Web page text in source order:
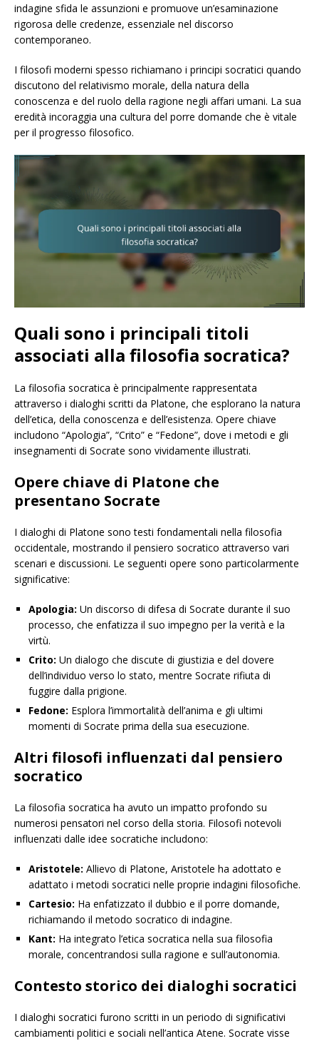
indagine sfida le assunzioni e promuove un’esaminazione
rigorosa delle credenze, essenziale nel discorso
contemporaneo.
I filosofi moderni spesso richiamano i principi socratici quando
discutono del relativismo morale, della natura della
conoscenza e del ruolo della ragione negli affari umani. La sua
eredità incoraggia una cultura del porre domande che è vitale
per il progresso filosofico.
Quali sono i principali titoli
associati alla filosofia socratica?
La filosofia socratica è principalmente rappresentata
attraverso i dialoghi scritti da Platone, che esplorano la natura
dell’etica, della conoscenza e dell’esistenza. Opere chiave
includono “Apologia”, “Crito” e “Fedone”, dove i metodi e gli
insegnamenti di Socrate sono vividamente illustrati.
Opere chiave di Platone che
presentano Socrate
I dialoghi di Platone sono testi fondamentali nella filosofia
occidentale, mostrando il pensiero socratico attraverso vari
scenari e discussioni. Le seguenti opere sono particolarmente
significative:
Apologia: Un discorso di difesa di Socrate durante il suo
processo, che enfatizza il suo impegno per la verità e la
virtù.
Crito: Un dialogo che discute di giustizia e del dovere
dell’individuo verso lo stato, mentre Socrate rifiuta di
fuggire dalla prigione.
Fedone: Esplora l’immortalità dell’anima e gli ultimi
momenti di Socrate prima della sua esecuzione.
Altri filosofi influenzati dal pensiero
socratico
La filosofia socratica ha avuto un impatto profondo su
numerosi pensatori nel corso della storia. Filosofi notevoli
influenzati dalle idee socratiche includono:
Aristotele: Allievo di Platone, Aristotele ha adottato e
adattato i metodi socratici nelle proprie indagini filosofiche.
Cartesio: Ha enfatizzato il dubbio e il porre domande,
richiamando il metodo socratico di indagine.
Kant: Ha integrato l’etica socratica nella sua filosofia
morale, concentrandosi sulla ragione e sull’autonomia.
Contesto storico dei dialoghi socratici
I dialoghi socratici furono scritti in un periodo di significativi
cambiamenti politici e sociali nell’antica Atene. Socrate visse